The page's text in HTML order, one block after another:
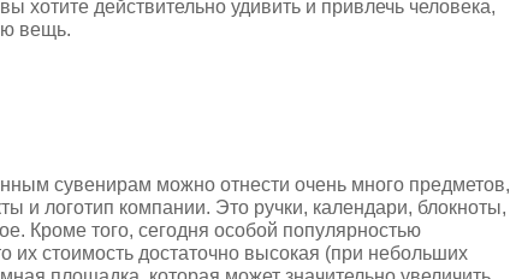
хотите действительно удивить и привлечь человека,
вещь.
сувенирам можно отнести очень много предметов,
и логотип компании. Это ручки, календари, блокноты,
Кроме того, сегодня особой популярностью
их стоимость достаточно высокая (при небольших